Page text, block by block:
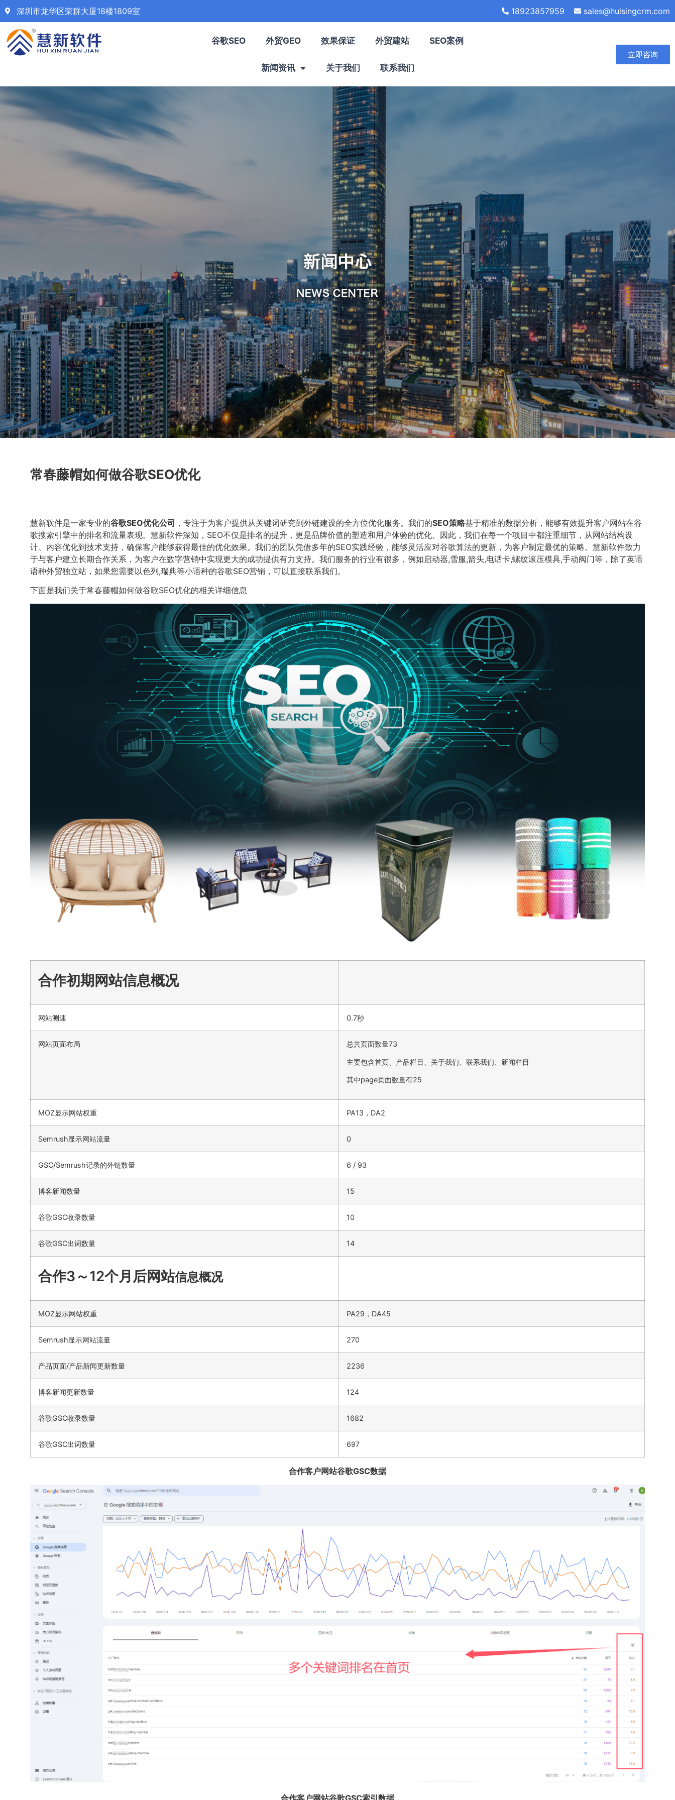
深圳市龙华区荣群大厦18楼1809室 18923857959 sales@hulsingcrm.com
谷歌SEO 外贸GEO 效果保证 外贸建站 SEO案例
新闻资讯 关于我们 联系我们
立即咨询
常春藤帽如何做谷歌SEO优化
慧新软件是一家专业的谷歌SEO优化公司 ，专注于为客户提供从关键词研究到外链建设的全方位优化服务。我们的SEO策略基于精准的数据分析，能够有效提升客户网站在谷
歌搜索引擎中的排名和流量表现。慧新软件深知，SEO不仅是排名的提升，更是品牌价值的塑造和用户体验的优化。因此，我们在每一个项目中都注重细节，从网站结构设
计、内容优化到技术支持，确保客户能够获得最佳的优化效果。我们的团队凭借多年的SEO实践经验，能够灵活应对谷歌算法的更新，为客户制定最优的策略。慧新软件致力
于与客户建立长期合作关系，为客户在数字营销中实现更大的成功提供有力支持。我们服务的行业有很多，例如启动器,雪服,箭头,电话卡,螺纹滚压模具,手动阀门等，除了英语
语种外贸独立站，如果您需要以色列,瑞典等小语种的谷歌SEO营销，可以直接联系我们。
下面是我们关于常春藤帽如何做谷歌SEO优化的相关详细信息
合作初期网站信息概况
网站测速 0.7秒
网站页面布局 总共页面数量73
主要包含首页、产品栏目、关于我们、联系我们、新闻栏目
其中page页面数量有25
MOZ显示网站权重 PA13，DA2
Semrush显示网站流量 0
GSC/Semrush记录的外链数量 6 / 93
博客新闻数量 15
谷歌GSC收录数量 10
谷歌GSC出词数量 14
合作3～12个月后网站信息概况
MOZ显示网站权重 PA29，DA45
Semrush显示网站流量 270
产品页面/产品新闻更新数量 2236
博客新闻更新数量 124
谷歌GSC收录数量 1682
谷歌GSC出词数量 697
合作客户网站谷歌GSC数据